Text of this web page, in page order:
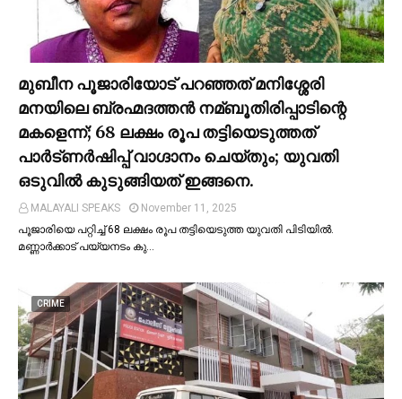
മുബീന പൂജാരിയോട് പറഞ്ഞത് മനിശ്ശേരി
മനയിലെ ബ്രഹ്മദത്തൻ നമ്ബൂതിരിപ്പാടിന്റെ
മകളെന്ന്; 68 ലക്ഷം രൂപ തട്ടിയെടുത്തത്
പാര്‍ട്ണര്‍ഷിപ്പ് വാഗ്ദാനം ചെയ്തും; യുവതി
ഒടുവില്‍ കുടുങ്ങിയത് ഇങ്ങനെ.
MALAYALI SPEAKS
November 11, 2025
പൂജാരിയെ പറ്റിച്ച്‌ 68 ലക്ഷം രൂപ തട്ടിയെടുത്ത യുവതി പിടിയില്‍.
മണ്ണാർക്കാട് പയ്യനടം കു…
CRIME